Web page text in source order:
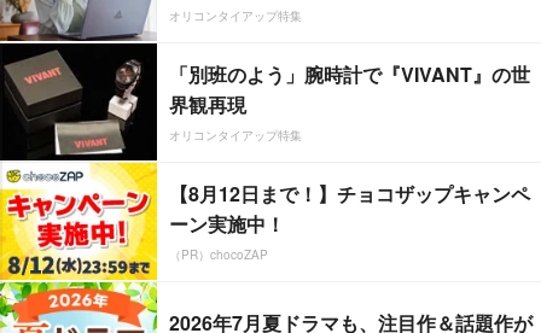
オリコンタイアップ特集
「別班のよう」腕時計で『VIVANT』の世
界観再現
オリコンタイアップ特集
【8月12日まで！】チョコザップキャンペ
ーン実施中！
（PR）chocoZAP
2026年7月夏ドラマも、注目作＆話題作が